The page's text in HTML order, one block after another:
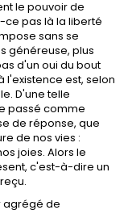
le pouvoir de
ce pas là la liberté
sans se
généreuse, plus
d'un oui du bout
l'existence est, selon
D'une telle
passé comme
de réponse, que
de nos vies :
joies. Alors le
c'est-à-dire un
agrégé de